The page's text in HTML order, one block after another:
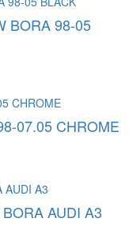
BORA 98-05
07.05 CHROME
AUDI A3